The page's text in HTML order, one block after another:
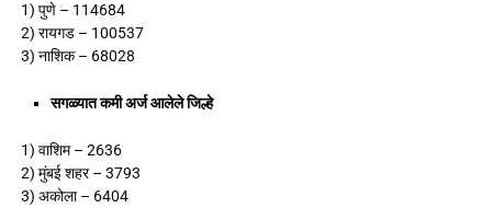
1) पुणे – 114684
2) रायगड – 100537
3) नाशिक – 68028
सगळ्यात कमी अर्ज आलेले जिल्हे
1) वाशिम – 2636
2) मुंबई शहर – 3793
3) अकोला – 6404